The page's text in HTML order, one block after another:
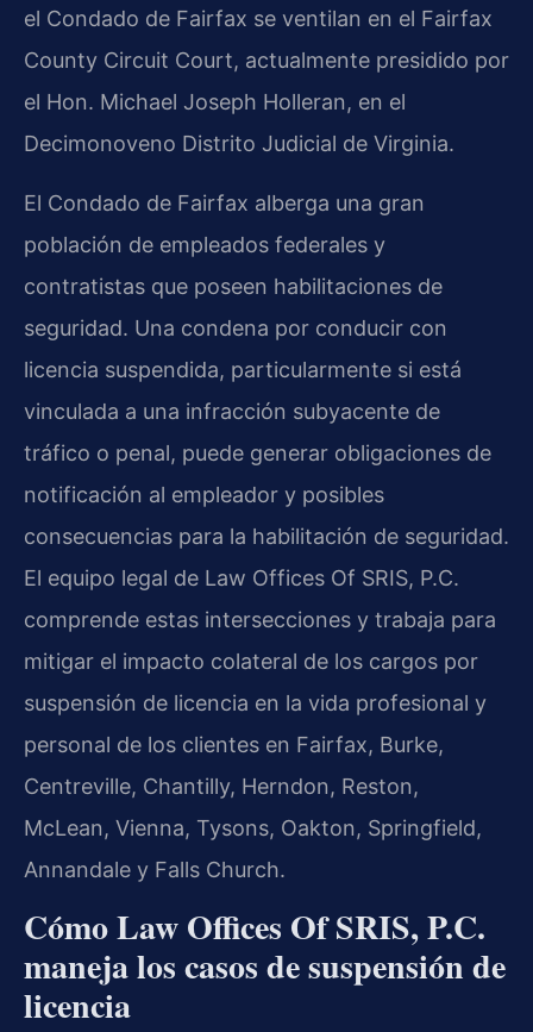
el Condado de Fairfax se ventilan en el Fairfax
County Circuit Court, actualmente presidido por
el Hon. Michael Joseph Holleran, en el
Decimonoveno Distrito Judicial de Virginia.
El Condado de Fairfax alberga una gran
población de empleados federales y
contratistas que poseen habilitaciones de
seguridad. Una condena por conducir con
licencia suspendida, particularmente si está
vinculada a una infracción subyacente de
tráfico o penal, puede generar obligaciones de
notificación al empleador y posibles
consecuencias para la habilitación de seguridad.
El equipo legal de Law Offices Of SRIS, P.C.
comprende estas intersecciones y trabaja para
mitigar el impacto colateral de los cargos por
suspensión de licencia en la vida profesional y
personal de los clientes en Fairfax, Burke,
Centreville, Chantilly, Herndon, Reston,
McLean, Vienna, Tysons, Oakton, Springfield,
Annandale y Falls Church.
Cómo Law Offices Of SRIS, P.C.
maneja los casos de suspensión de
licencia